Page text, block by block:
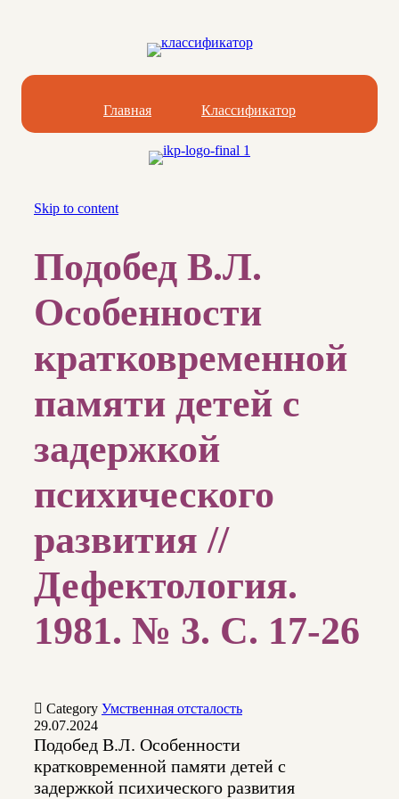
Главная Классификатор
Skip to content
Подобед В.Л.
Особенности
кратковременной
памяти детей с
задержкой
психического
развития //
Дефектология.
1981. № 3. С. 17-26
 Category Умственная отсталость
29.07.2024
Подобед В.Л. Особенности
кратковременной памяти детей с
задержкой психического развития